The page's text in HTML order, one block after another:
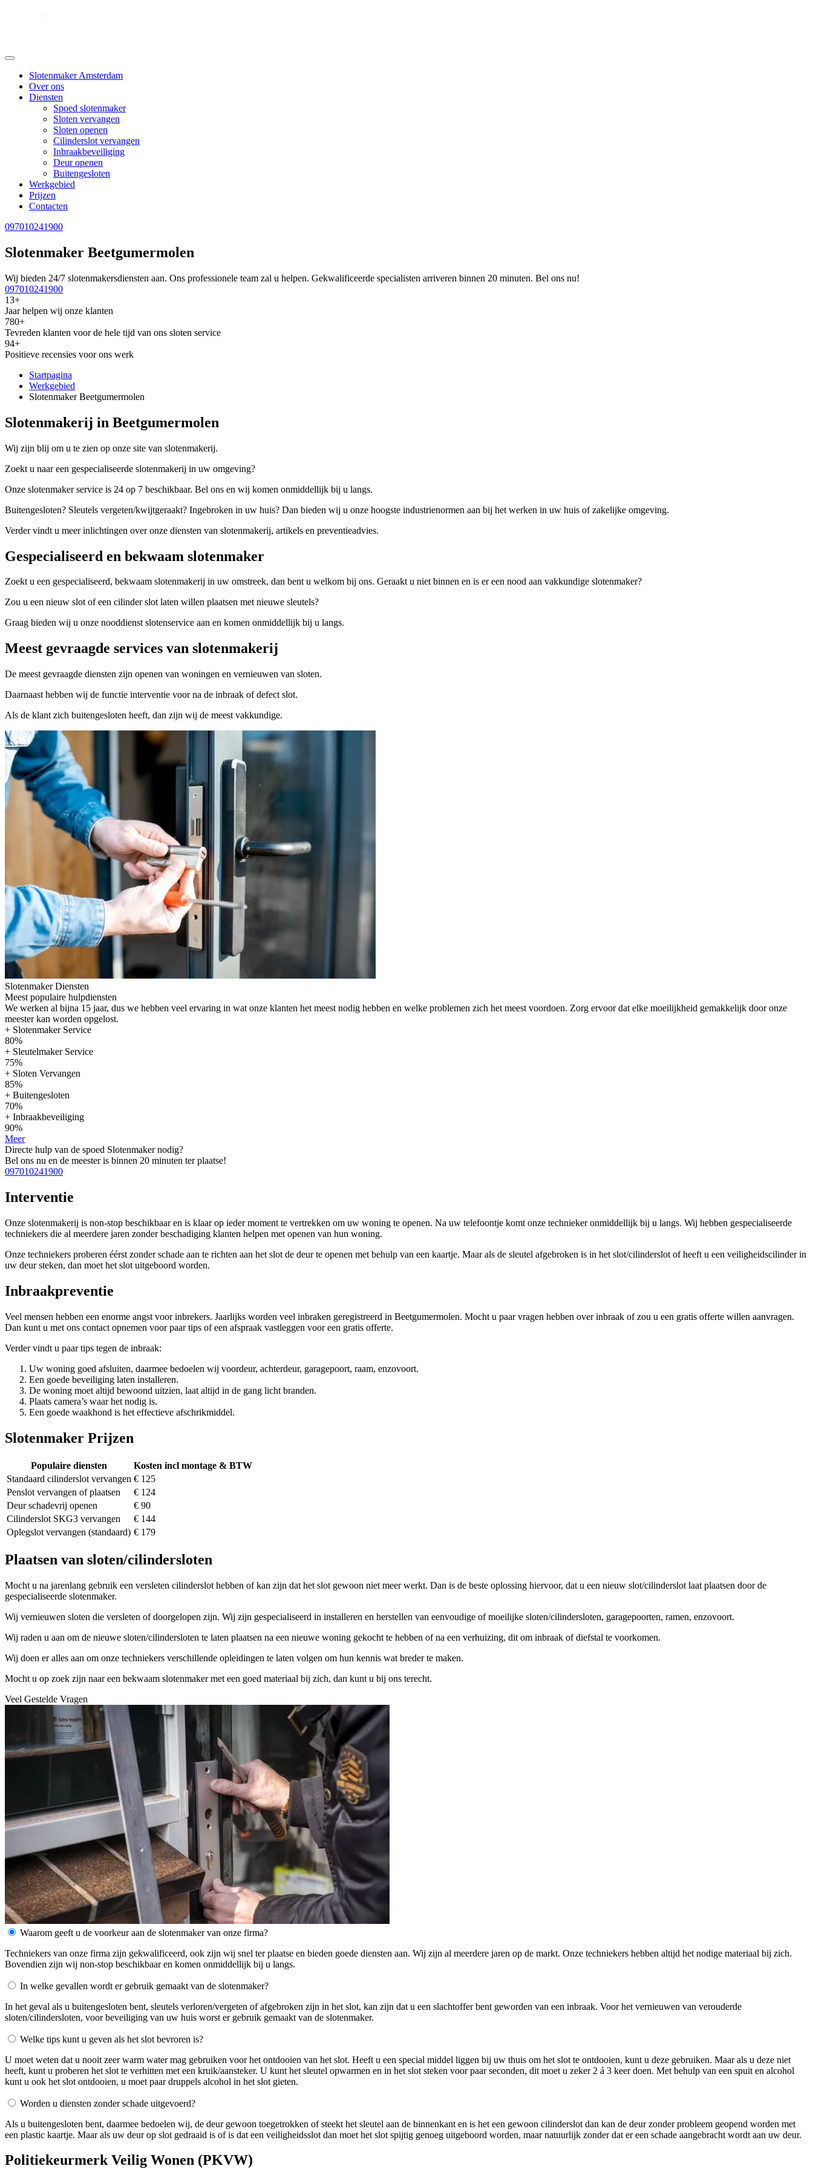
Slotenmaker Amsterdam
Over ons
Diensten
Spoed slotenmaker
Sloten vervangen
Sloten openen
Cilinderslot vervangen
Inbraakbeveiliging
Deur openen
Buitengesloten
Werkgebied
Prijzen
Contacten
097010241900
Slotenmaker Beetgumermolen
Wij bieden 24/7 slotenmakersdiensten aan. Ons professionele team zal u helpen. Gekwalificeerde specialisten arriveren binnen 20 minuten. Bel ons nu!
097010241900
13+
Jaar helpen wij onze klanten
780+
Tevreden klanten voor de hele tijd van ons sloten service
94+
Positieve recensies voor ons werk
Startpagina
Werkgebied
Slotenmaker Beetgumermolen
Slotenmakerij in Beetgumermolen
Wij zijn blij om u te zien op onze site van slotenmakerij.
Zoekt u naar een gespecialiseerde slotenmakerij in uw omgeving?
Onze slotenmaker service is 24 op 7 beschikbaar. Bel ons en wij komen onmiddellijk bij u langs.
Buitengesloten? Sleutels vergeten/kwijtgeraakt? Ingebroken in uw huis? Dan bieden wij u onze hoogste industrienormen aan bij het werken in uw huis of zakelijke omgeving.
Verder vindt u meer inlichtingen over onze diensten van slotenmakerij, artikels en preventieadvies.
Gespecialiseerd en bekwaam slotenmaker
Zoekt u een gespecialiseerd, bekwaam slotenmakerij in uw omstreek, dan bent u welkom bij ons. Geraakt u niet binnen en is er een nood aan vakkundige slotenmaker?
Zou u een nieuw slot of een cilinder slot laten willen plaatsen met nieuwe sleutels?
Graag bieden wij u onze nooddienst slotenservice aan en komen onmiddellijk bij u langs.
Meest gevraagde services van slotenmakerij
De meest gevraagde diensten zijn openen van woningen en vernieuwen van sloten.
Daarnaast hebben wij de functie interventie voor na de inbraak of defect slot.
Als de klant zich buitengesloten heeft, dan zijn wij de meest vakkundige.
Slotenmaker Diensten
Meest populaire hulpdiensten
We werken al bijna 15 jaar, dus we hebben veel ervaring in wat onze klanten het meest nodig hebben en welke problemen zich het meest voordoen. Zorg ervoor dat elke moeilijkheid gemakkelijk door onze
meester kan worden opgelost.
+ Slotenmaker Service
80%
+ Sleutelmaker Service
75%
+ Sloten Vervangen
85%
+ Buitengesloten
70%
+ Inbraakbeveiliging
90%
Meer
Directe hulp van de spoed Slotenmaker nodig?
Bel ons nu en de meester is binnen 20 minuten ter plaatse!
097010241900
Interventie
Onze slotenmakerij is non-stop beschikbaar en is klaar op ieder moment te vertrekken om uw woning te openen. Na uw telefoontje komt onze technieker onmiddellijk bij u langs. Wij hebben gespecialiseerde
techniekers die al meerdere jaren zonder beschadiging klanten helpen met openen van hun woning.
Onze techniekers proberen éérst zonder schade aan te richten aan het slot de deur te openen met behulp van een kaartje. Maar als de sleutel afgebroken is in het slot/cilinderslot of heeft u een veiligheidscilinder in
uw deur steken, dan moet het slot uitgeboord worden.
Inbraakpreventie
Veel mensen hebben een enorme angst voor inbrekers. Jaarlijks worden veel inbraken geregistreerd in Beetgumermolen. Mocht u paar vragen hebben over inbraak of zou u een gratis offerte willen aanvragen.
Dan kunt u met ons contact opnemen voor paar tips of een afspraak vastleggen voor een gratis offerte.
Verder vindt u paar tips tegen de inbraak:
Uw woning goed afsluiten, daarmee bedoelen wij voordeur, achterdeur, garagepoort, raam, enzovoort.
Een goede beveiliging laten installeren.
De woning moet altijd bewoond uitzien, laat altijd in de gang licht branden.
Plaats camera’s waar het nodig is.
Een goede waakhond is het effectieve afschrikmiddel.
Slotenmaker Prijzen
Populaire diensten
Kosten incl montage & BTW
Standaard cilinderslot vervangen € 125
Penslot vervangen of plaatsen
€ 124
Deur schadevrij openen
€ 90
Cilinderslot SKG3 vervangen
€ 144
Oplegslot vervangen (standaard) € 179
Plaatsen van sloten/cilindersloten
Mocht u na jarenlang gebruik een versleten cilinderslot hebben of kan zijn dat het slot gewoon niet meer werkt. Dan is de beste oplossing hiervoor, dat u een nieuw slot/cilinderslot laat plaatsen door de
gespecialiseerde slotenmaker.
Wij vernieuwen sloten die versleten of doorgelopen zijn. Wij zijn gespecialiseerd in installeren en herstellen van eenvoudige of moeilijke sloten/cilindersloten, garagepoorten, ramen, enzovoort.
Wij raden u aan om de nieuwe sloten/cilindersloten te laten plaatsen na een nieuwe woning gekocht te hebben of na een verhuizing, dit om inbraak of diefstal te voorkomen.
Wij doen er alles aan om onze techniekers verschillende opleidingen te laten volgen om hun kennis wat breder te maken.
Mocht u op zoek zijn naar een bekwaam slotenmaker met een goed materiaal bij zich, dan kunt u bij ons terecht.
Veel Gestelde Vragen
Waarom geeft u de voorkeur aan de slotenmaker van onze firma?
Techniekers van onze firma zijn gekwalificeerd, ook zijn wij snel ter plaatse en bieden goede diensten aan. Wij zijn al meerdere jaren op de markt. Onze techniekers hebben altijd het nodige materiaal bij zich.
Bovendien zijn wij non-stop beschikbaar en komen onmiddellijk bij u langs.
In welke gevallen wordt er gebruik gemaakt van de slotenmaker?
In het geval als u buitengesloten bent, sleutels verloren/vergeten of afgebroken zijn in het slot, kan zijn dat u een slachtoffer bent geworden van een inbraak. Voor het vernieuwen van verouderde
sloten/cilindersloten, voor beveiliging van uw huis worst er gebruik gemaakt van de slotenmaker.
Welke tips kunt u geven als het slot bevroren is?
U moet weten dat u nooit zeer warm water mag gebruiken voor het ontdooien van het slot. Heeft u een special middel liggen bij uw thuis om het slot te ontdooien, kunt u deze gebruiken. Maar als u deze niet
heeft, kunt u proberen het slot te verhitten met een kruik/aansteker. U kunt het sleutel opwarmen en in het slot steken voor paar seconden, dit moet u zeker 2 á 3 keer doen. Met behulp van een spuit en alcohol
kunt u ook het slot ontdooien, u moet paar druppels alcohol in het slot gieten.
Worden u diensten zonder schade uitgevoerd?
Als u buitengesloten bent, daarmee bedoelen wij, de deur gewoon toegetrokken of steekt het sleutel aan de binnenkant en is het een gewoon cilinderslot dan kan de deur zonder probleem geopend worden met
een plastic kaartje. Maar als uw deur op slot gedraaid is of is dat een veiligheidsslot dan moet het slot spijtig genoeg uitgeboord worden, maar natuurlijk zonder dat er een schade aangebracht wordt aan uw deur.
Politiekeurmerk Veilig Wonen (PKVW)